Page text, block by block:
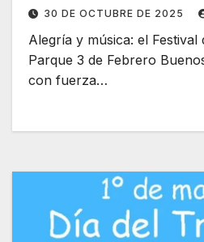
30 DE OCTUBRE DE 2025
Alegría y música: el Festival
Parque 3 de Febrero
con fuerza…